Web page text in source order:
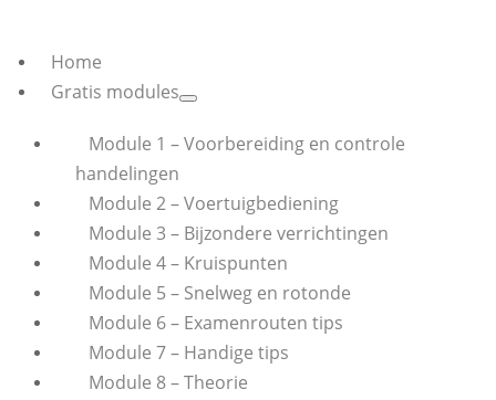
Home
Gratis modules
Module 1 – Voorbereiding en controle
handelingen
Module 2 – Voertuigbediening
Module 3 – Bijzondere verrichtingen
Module 4 – Kruispunten
Module 5 – Snelweg en rotonde
Module 6 – Examenrouten tips
Module 7 – Handige tips
Module 8 – Theorie